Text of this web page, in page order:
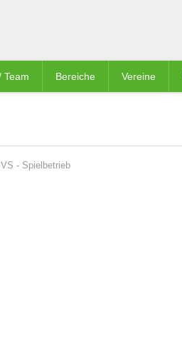
Team Bereiche Vereine
- Spielbetrieb